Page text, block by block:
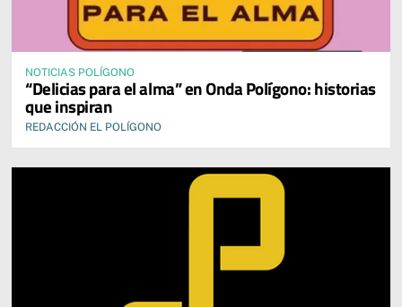
NOTICIAS POLÍGONO
“Delicias para el alma” en Onda Polígono: historias
que inspiran
REDACCIÓN EL POLÍGONO